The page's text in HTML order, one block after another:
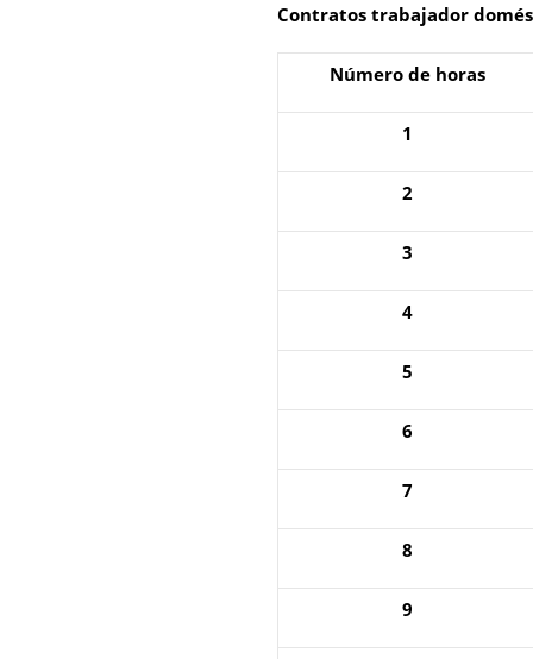
Contratos trabajador
Número de horas
1
2
3
4
5
6
7
8
9